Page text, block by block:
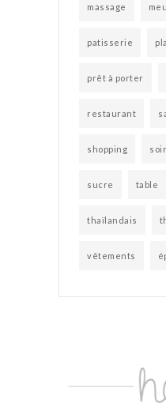
massage
patisserie
prêt à porter
restaurant
shopping
sucre table
thaïlandais
vêtements